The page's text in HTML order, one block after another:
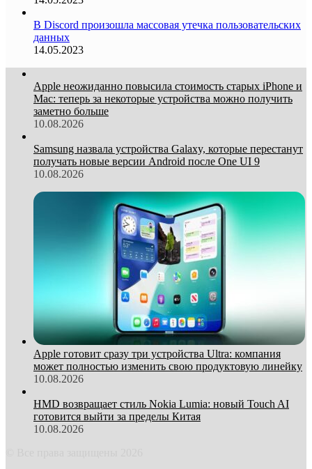
В Discord произошла массовая утечка пользовательских
данных
14.05.2023
Apple неожиданно повысила стоимость старых iPhone и
Mac: теперь за некоторые устройства можно получить
заметно больше
10.08.2026
Samsung назвала устройства Galaxy, которые перестанут
получать новые версии Android после One UI 9
10.08.2026
Apple готовит сразу три устройства Ultra: компания
может полностью изменить свою продуктовую линейку
10.08.2026
HMD возвращает стиль Nokia Lumia: новый Touch AI
готовится выйти за пределы Китая
10.08.2026